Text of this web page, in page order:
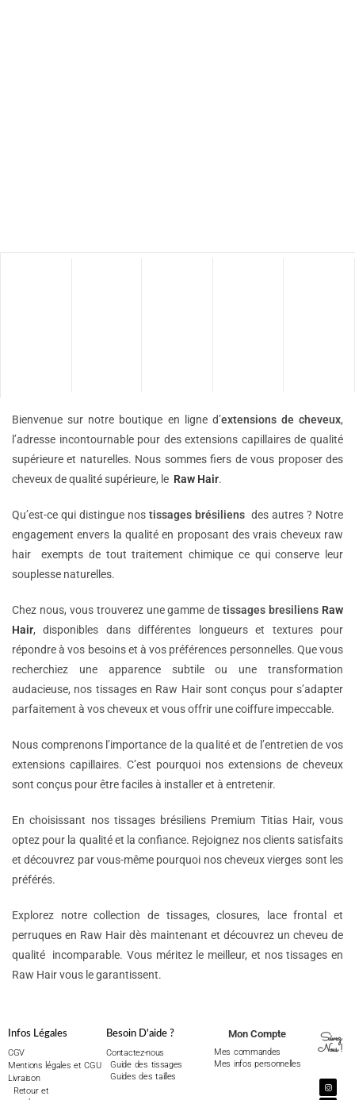
Bienvenue sur notre boutique en ligne d’extensions decheveux,
l’adresse incontournable pour des extensions capillaires de qualité
supérieure et naturelles. Nous sommes fiers de vous proposer des
cheveux de qualité supérieure, le Raw Hair.
Qu’est-ce qui distingue nos tissages brésiliens des autres ? Notre
engagement envers la qualité en proposant des vrais cheveux raw
hair exempts de tout traitement chimique ce qui conserve leur
souplesse naturelles.
Chez nous, vous trouverez une gamme detissages bresiliens Raw
Hair, disponibles dans différentes longueurs et textures pour
répondre à vos besoins et à vos préférences personnelles. Que vous
recherchiez une apparence subtile ou une transformation
audacieuse, nos tissages en Raw Hair sont conçus pour s’adapter
parfaitement à vos cheveux et vous offrir une coiffure impeccable.
Nous comprenons l’importance de la qualité et de l’entretien de vos
extensions capillaires. C’est pourquoi nos extensions de cheveux
sont conçus pour être faciles à installer et à entretenir.
En choisissant nos tissages brésiliens Premium Titias Hair, vous
optez pour la qualité et la confiance. Rejoignez nos clients satisfaits
et découvrez par vous-même pourquoi nos cheveux vierges sont les
préférés.
Explorez notre collection de tissages, closures, lace frontal et
perruques en Raw Hair dès maintenant et découvrez un cheveu de
qualité incomparable. Vous méritez le meilleur, et nos tissages en
Raw Hair vous le garantissent.
Infos Légales
CGV
Mentions légales et CGU
Livraison
Retour et
Besoin D'aide ?
Contactez-nous
Guide des tissages
Guides des tailles
Mon Compte
Mes commandes
Mes infos personnelles
Suivez
Nous !